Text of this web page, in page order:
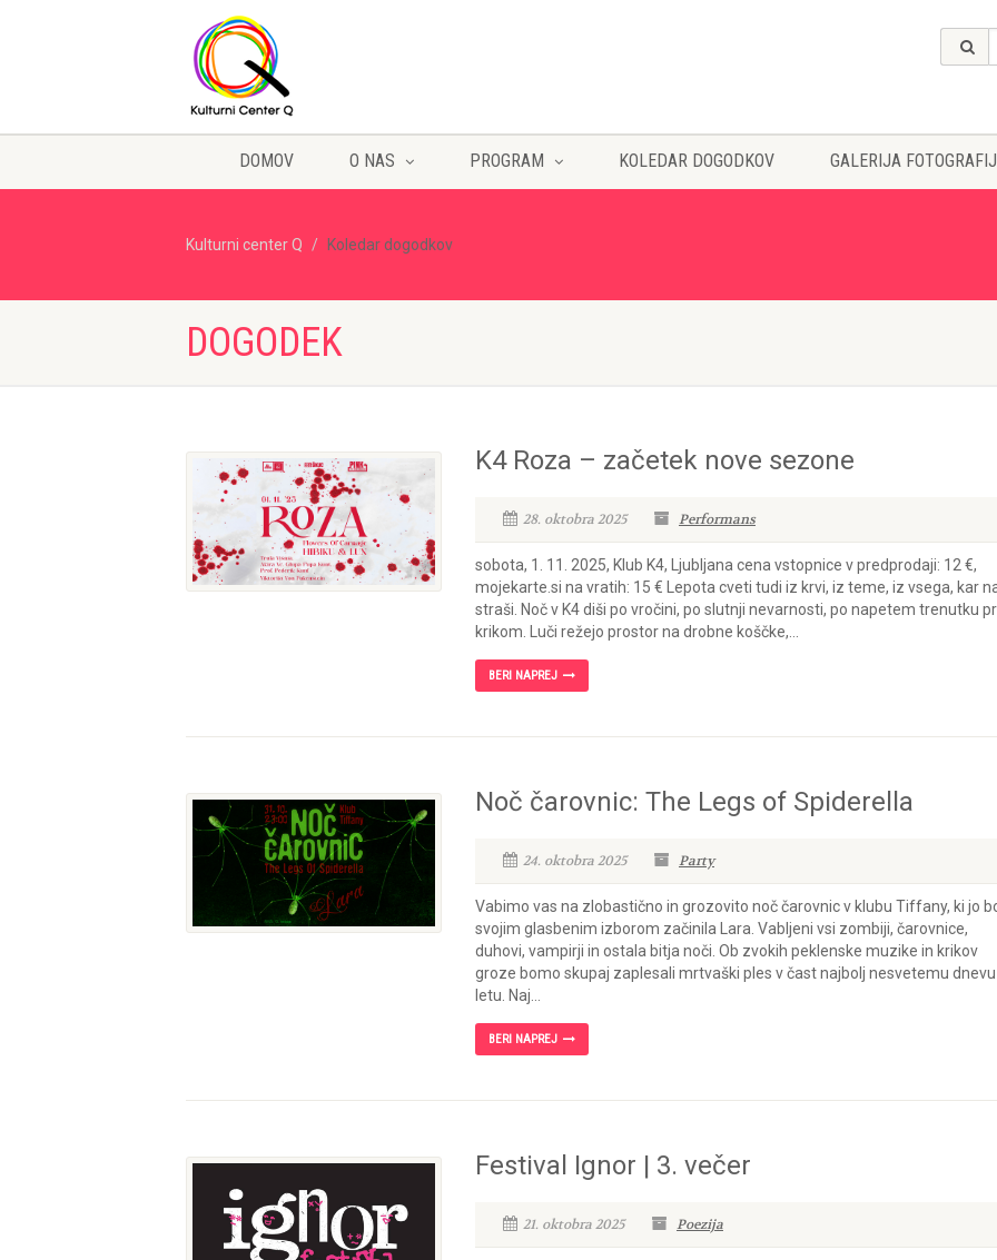
DOMOV O NAS PROGRAM KOLEDAR DOGODKOV GALERIJA FOTOGRAFIJ
Kulturni center Q Koledar dogodkov
DOGODEK
K4 Roza – začetek nove sezone
28. oktobra 2025 Performans
sobota, 1. 11. 2025, Klub K4, Ljubljana cena vstopnice v predprodaji: 12 €,
mojekarte.si na vratih: 15 € Lepota cveti tudi iz krvi, iz teme, iz vsega, kar
straši. Noč v K4 diši po vročini, po slutnji nevarnosti, po napetem trenutku
krikom. Luči režejo prostor na drobne koščke,...
BERI NAPREJ
Noč čarovnic: The Legs of Spiderella
24. oktobra 2025 Party
Vabimo vas na zlobastično in grozovito noč čarovnic v klubu Tiffany, ki jo
svojim glasbenim izborom začinila Lara. Vabljeni vsi zombiji, čarovnice,
duhovi, vampirji in ostala bitja noči. Ob zvokih peklenske muzike in krikov
groze bomo skupaj zaplesali mrtvaški ples v čast najbolj nesvetemu
letu. Naj...
BERI NAPREJ
Festival Ignor | 3. večer
21. oktobra 2025 Poezija